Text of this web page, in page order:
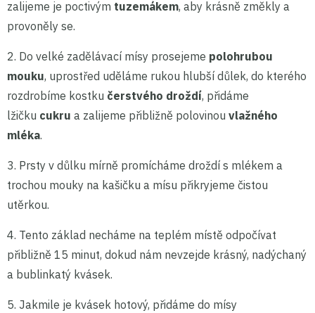
zalijeme je poctivým tuzemákem, aby krásně změkly a
provoněly se.
2. Do velké zadělávací mísy prosejeme polohrubou
mouku, uprostřed uděláme rukou hlubší důlek, do kterého
rozdrobíme kostku čerstvého droždí, přidáme
lžičku cukru a zalijeme přibližně polovinou vlažného
mléka.
3. Prsty v důlku mírně promícháme droždí s mlékem a
trochou mouky na kašičku a mísu přikryjeme čistou
utěrkou.
4. Tento základ necháme na teplém místě odpočívat
přibližně 15 minut, dokud nám nevzejde krásný, nadýchaný
a bublinkatý kvásek.
5. Jakmile je kvásek hotový, přidáme do mísy